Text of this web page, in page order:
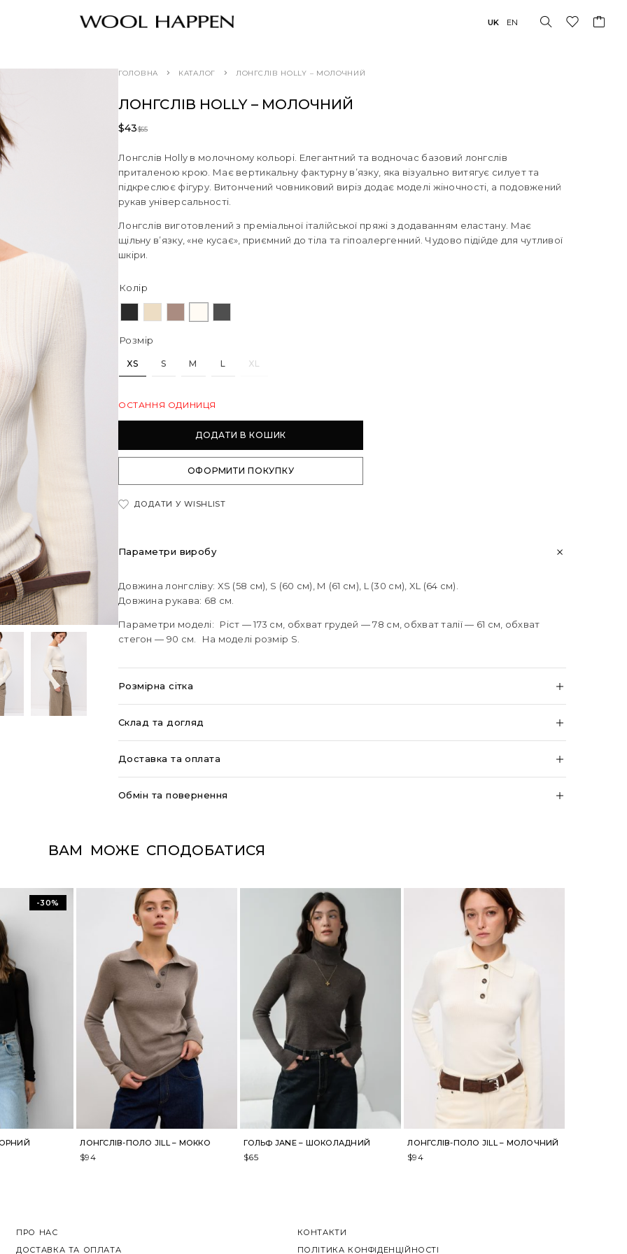
UK EN
ГОЛОВНА КАТАЛОГ ЛОНГСЛІВ HOLLY – МОЛОЧНИЙ
ЛОНГСЛІВ HOLLY – МОЛОЧНИЙ
$65
$43
Лонгслів Holly в молочному кольорі. Елегантний та водночас базовий лонгслів
приталеною крою. Має вертикальну фактурну в’язку, яка візуально витягує силует та
підкреслює фігуру. Витончений човниковий виріз додає моделі жіночності, а подовжений
рукав універсальності.
Лонгслів виготовлений з преміальної італійської пряжі з додаванням еластану. Має
щільну в’язку, «не кусає», приємний до тіла та гіпоалергенний. Чудово підійде для чутливої
шкіри.
Колір
Розмір
XS S M L XL
ОСТАННЯ ОДИНИЦЯ
ДОДАТИ В КОШИК
ОФОРМИТИ ПОКУПКУ
ДОДАТИ У WISHLIST
Параметри виробу
Довжина лонгсліву: XS (58 см), S (60 см), М (61 см), L (30 см), XL (64 см).
Довжина рукава: 68 см.
Параметри моделі: Ріст — 173 см, обхват грудей — 78 см, обхват талії — 61 см, обхват
стегон — 90 см. На моделі розмір S.
Розмірна сітка
Склад та догляд
Доставка та оплата
Обмін та повернення
ВАМ МОЖЕ СПОДОБАТИСЯ
-30%
ЛОНГСЛІВ-ПОЛО JILL – МОККО
$94
ГОЛЬФ JANE – ШОКОЛАДНИЙ
$65
ЛОНГСЛІВ-ПОЛО JILL – МОЛОЧНИЙ
$94
ПРО НАС
ДОСТАВКА ТА ОПЛАТА
КОНТАКТИ
ПОЛІТИКА КОНФІДЕНЦІЙНОСТІ